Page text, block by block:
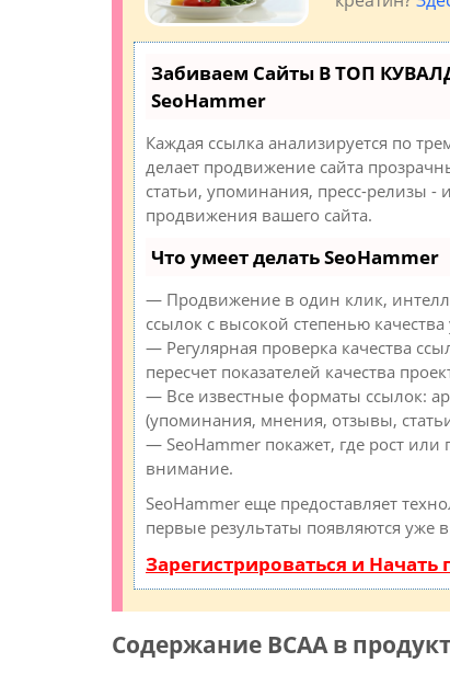
Забиваем Сайты В ТОП
SeoHammer
Каждая ссылка анализируется по
делает продвижение сайта
статьи, упоминания, пресс-релизы -
продвижения вашего сайта.
Что умеет делать SeoHammer
— Продвижение в один клик,
ссылок с высокой степенью
— Регулярная проверка качества
пересчет показателей качества
— Все известные форматы ссылок:
(упоминания, мнения, отзывы,
— SeoHammer покажет, где рост
внимание.
SeoHammer еще предоставляет
первые результаты появляются уже
Зарегистрироваться и
Содержание BCAA в